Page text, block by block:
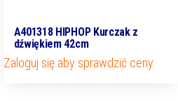
A401318 HIPHOP Kurczak z
dźwiękiem 42cm
Zaloguj się aby sprawdzić ceny